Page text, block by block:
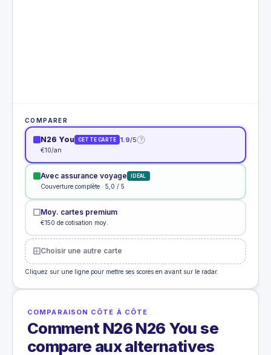
COMPARER
N26 You CETTE CARTE 1.9/5 ?
€10/an
Avec assurance voyage IDÉAL
Couverture complète · 5,0 / 5
Moy. cartes premium
€150 de cotisation moy.
Choisir une autre carte
Cliquez sur une ligne pour mettre ses scores en avant sur le radar.
COMPARAISON CÔTE À CÔTE
Comment N26 N26 You se
compare aux alternatives